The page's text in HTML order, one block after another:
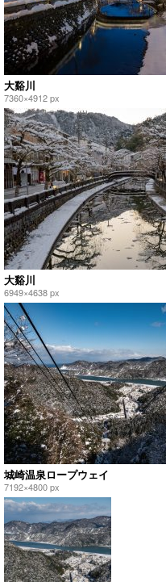
大谿川
7360×4912 px
大谿川
6949×4638 px
城崎温泉ロープウェイ
7192×4800 px